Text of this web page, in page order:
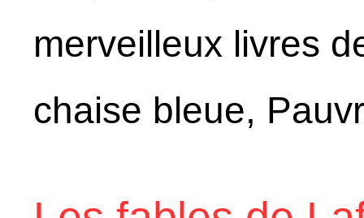
merveilleux livres
chaise bleue,